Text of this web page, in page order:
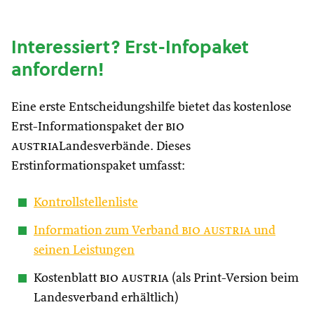
Interessiert? Erst-Infopaket
anfordern!
Eine erste Entscheidungshilfe bietet das kostenlose
Erst-Informationspaket der bio
austriaLandesverbände. Dieses
Erstinformationspaket umfasst:
Kontrollstellenliste
Information zum Verband bio austria und
seinen Leistungen
Kostenblatt bio austria (als Print-Version beim
Landesverband erhältlich)